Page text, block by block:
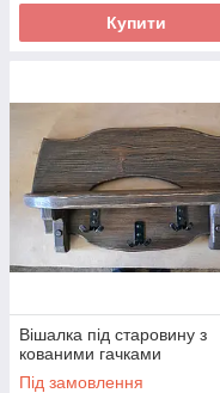
Купити
Вішалка під старовину з
кованими гачками
Під замовлення